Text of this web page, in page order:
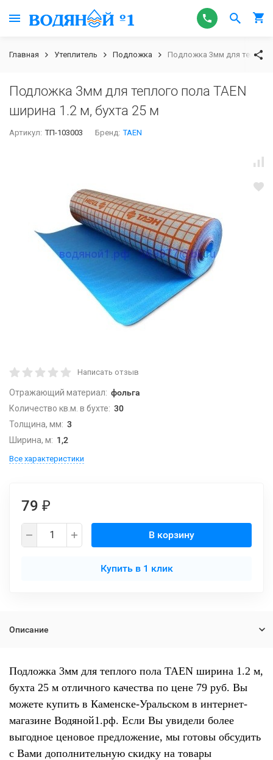
Главная Утеплитель Подложка Подложка 3мм для теплого
Подложка 3мм для теплого пола TAEN
ширина 1.2 м, бухта 25 м
Артикул: ТП-103003 Бренд: TAEN
Написать отзыв
Отражающий материал: фольга
Количество кв.м. в бухте: 30
Толщина, мм: 3
Ширина, м: 1,2
Все характеристики
79 ₽
В корзину
Купить в 1 клик
Описание
Подложка 3мм для теплого пола TAEN ширина 1.2 м,
бухта 25 м отличного качества по цене 79 руб. Вы
можете купить в Каменске-Уральском в интернет-
магазине Водяной1.рф. Если Вы увидели более
выгодное ценовое предложение, мы готовы обсудить
с Вами дополнительную скидку на товары